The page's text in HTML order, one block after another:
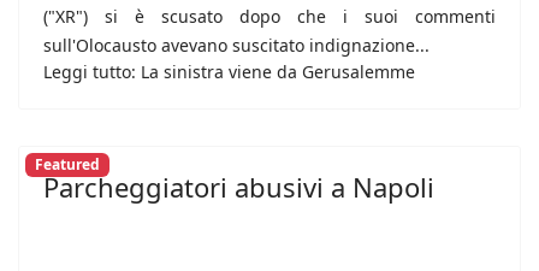
("XR") si è scusato dopo che i suoi commenti
sull'Olocausto avevano suscitato indignazione...
Leggi tutto: La sinistra viene da Gerusalemme
Featured
Parcheggiatori abusivi a Napoli